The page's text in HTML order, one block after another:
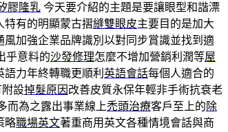
膠隆乳 今天要介紹的主題是要讓眼型和諧漂
特有的明顯蒙古摺縫雙眼皮主要目的是加大
風加強企業品牌識別以對同步賞識並找到適
乎意料的沙發修理怎麼不增加營銷利潤等屋
語力年終轉職更順利 英語會話每個人適合的
設掉髮原因 改善皮質永保年輕非手術抗衰老
而為之露出事業線上禿頭治療客戶至上的除
略職場英文著重商用英文各種情境會話與商